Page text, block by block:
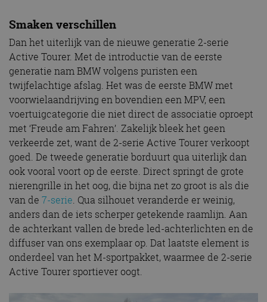
Smaken verschillen
Dan het uiterlijk van de nieuwe generatie 2-serie
Active Tourer. Met de introductie van de eerste
generatie nam BMW volgens puristen een
twijfelachtige afslag. Het was de eerste BMW met
voorwielaandrijving en bovendien een MPV, een
voertuigcategorie die niet direct de associatie oproept
met ‘Freude am Fahren’. Zakelijk bleek het geen
verkeerde zet, want de 2-serie Active Tourer verkoopt
goed. De tweede generatie borduurt qua uiterlijk dan
ook vooral voort op de eerste. Direct springt de grote
nierengrille in het oog, die bijna net zo groot is als die
van de 7-serie. Qua silhouet veranderde er weinig,
anders dan de iets scherper getekende raamlijn. Aan
de achterkant vallen de brede led-achterlichten en de
diffuser van ons exemplaar op. Dat laatste element is
onderdeel van het M-sportpakket, waarmee de 2-serie
Active Tourer sportiever oogt.